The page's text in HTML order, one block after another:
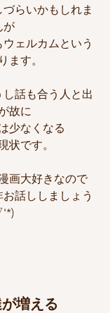
らいかもしれま
が
ェルカムという
ます。
話も合う人と出
故に
少なくなる
状です。
画大好きなので
話ししましょう
増える